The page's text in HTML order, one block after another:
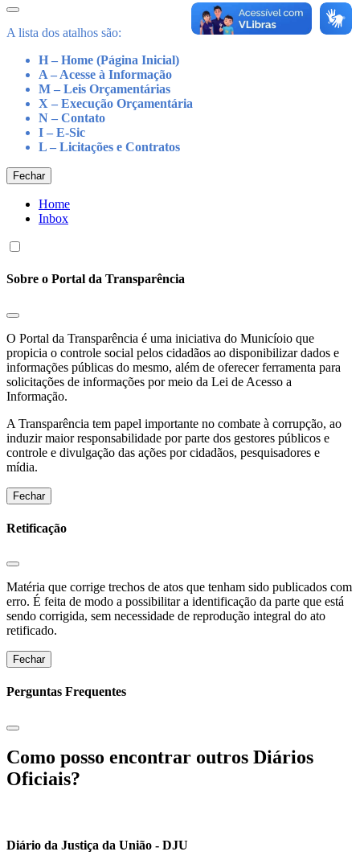
A lista dos atalhos são:
H – Home (Página Inicial)
A – Acesse à Informação
M – Leis Orçamentárias
X – Execução Orçamentária
N – Contato
I – E-Sic
L – Licitações e Contratos
Fechar
Home
Inbox
Sobre o Portal da Transparência
O Portal da Transparência é uma iniciativa do Municíoio que
propicia o controle social pelos cidadãos ao disponibilizar dados e
informações públicas do mesmo, além de oferecer ferramenta para
solicitações de informações por meio da Lei de Acesso a
Informação.
A Transparência tem papel importante no combate à corrupção, ao
induzir maior responsabilidade por parte dos gestores públicos e
controle e divulgação das ações por cidadãos, pesquisadores e
mídia.
Fechar
Retificação
Matéria que corrige trechos de atos que tenham sido publicados com
erro. É feita de modo a possibilitar a identificação da parte que está
sendo corrigida, sem necessidade de reprodução integral do ato
retificado.
Fechar
Perguntas Frequentes
Como posso encontrar outros Diários
Oficiais?
Diário da Justiça da União - DJU